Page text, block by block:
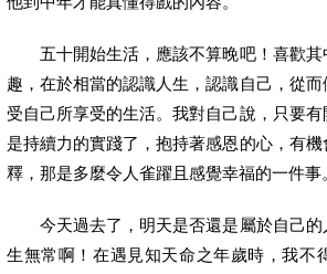
五十開始生活，應該不算晚吧！喜歡其
趣，在於相當的認識人生，認識自己，從
受自己所享受的生活。我對自己說，只要
是持續力的實踐了，抱持著感恩的心，有
釋，那是多麼令人雀躍且感覺幸福的一件事
今天過去了，明天是否還是屬於自己的
生無常啊！在遇見知天命之年歲時，我不